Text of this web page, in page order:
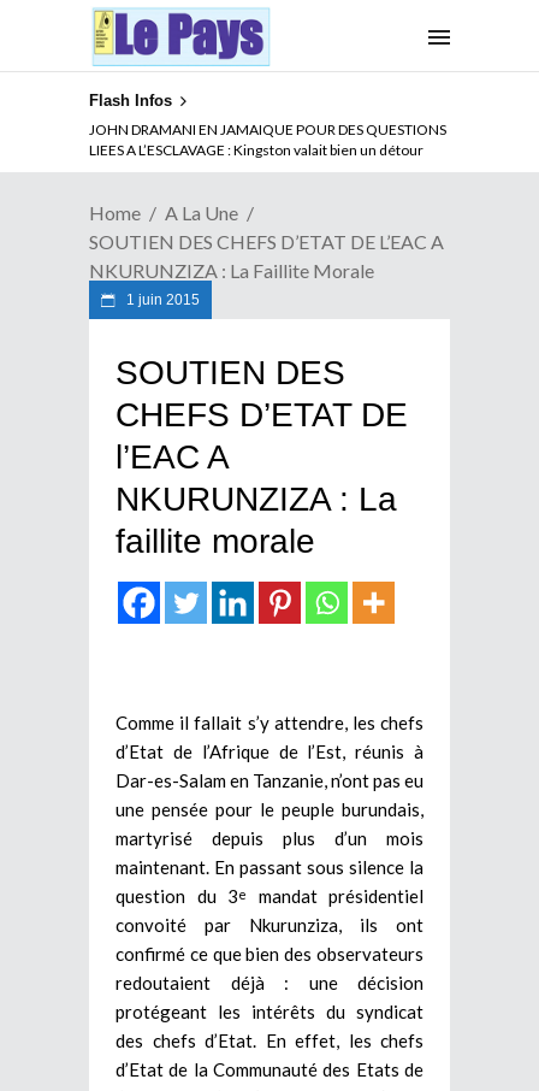
Flash Infos
ABSENCE PROLONGEE DE PAUL BIYA DU CAMEROUN :
Qui pilote le Cameroun ?
Home
A La Une
SOUTIEN DES CHEFS D’ETAT DE L’EAC A
NKURUNZIZA : La Faillite Morale
1 juin 2015
SOUTIEN DES
CHEFS D’ETAT DE
l’EAC A
NKURUNZIZA : La
faillite morale
Comme il fallait s’y attendre, les chefs
d’Etat de l’Afrique de l’Est, réunis à
Dar-es-Salam en Tanzanie, n’ont pas eu
une pensée pour le peuple burundais,
martyrisé depuis plus d’un mois
maintenant. En passant sous silence la
question du 3e
mandat présidentiel
convoité par Nkurunziza, ils ont
confirmé ce que bien des observateurs
redoutaient déjà : une décision
protégeant les intérêts du syndicat
des chefs d’Etat. En effet, les chefs
d’Etat de la Communauté des Etats de